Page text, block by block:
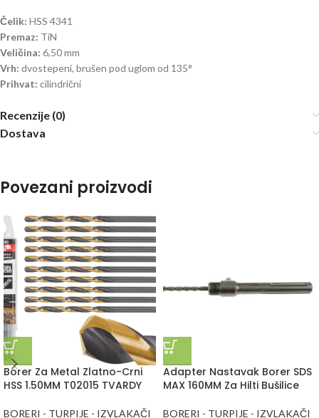
Čelik: HSS 4341
Premaz: TiN
Veličina: 6,50 mm
Vrh: dvostepeni, brušen pod uglom od 135°
Prihvat: cilindrični
Recenzije (0)
Dostava
Povezani proizvodi
Borer Za Metal Zlatno-Crni
HSS 1.50MM T02015 TVARDY
BORERI - TURPIJE - IZVLAKAČI
Adapter Nastavak Borer SDS
MAX 160MM Za Hilti Bušilice
BORERI - TURPIJE - IZVLAKAČI